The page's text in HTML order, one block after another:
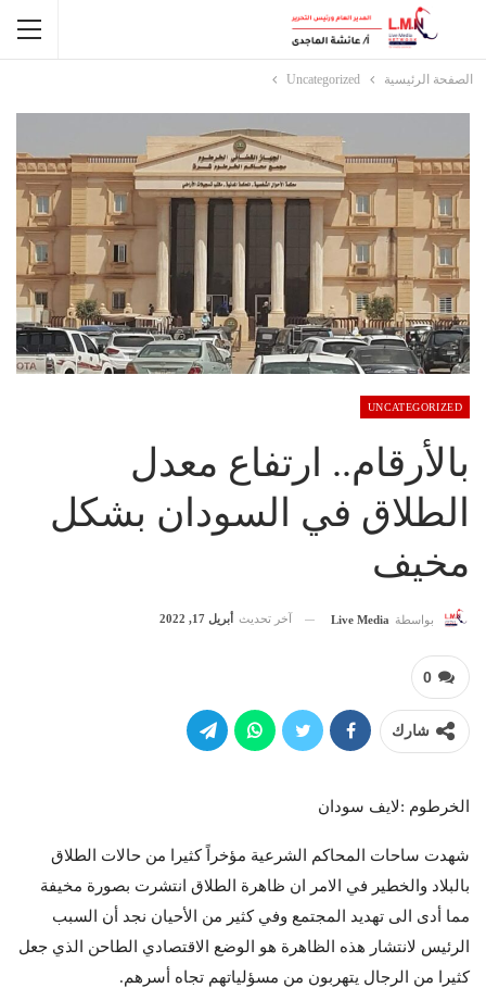
الصفحة الرئيسية Uncategorized
UNCATEGORIZED
بالأرقام.. ارتفاع معدل
الطلاق في السودان بشكل
مخيف
بواسطة Live Media آخر تحديث أبريل 17, 2022
0
شارك
الخرطوم :لايف سودان
شهدت ساحات المحاكم الشرعية مؤخراً كثيرا من حالات الطلاق
بالبلاد والخطير في الامر ان ظاهرة الطلاق انتشرت بصورة مخيفة
مما أدى الى تهديد المجتمع وفي كثير من الأحيان نجد أن السبب
الرئيس لانتشار هذه الظاهرة هو الوضع الاقتصادي الطاحن الذي جعل
كثيرا من الرجال يتهربون من مسؤلياتهم تجاه أسرهم.